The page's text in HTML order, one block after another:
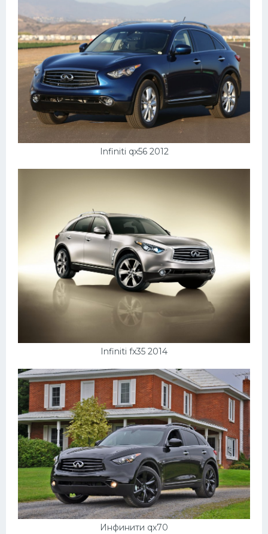
Infiniti qx56 2012
Infiniti fx35 2014
Инфинити qx70